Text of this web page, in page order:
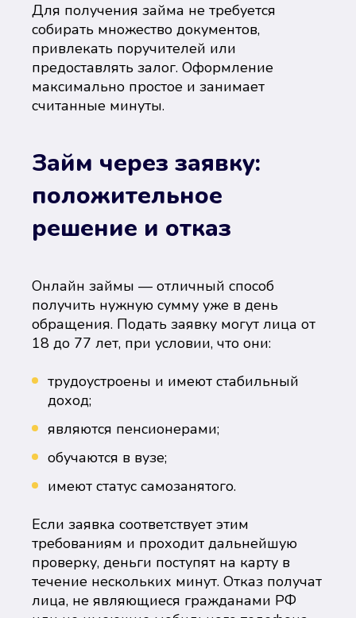
Для получения займа не требуется
собирать множество документов,
привлекать поручителей или
предоставлять залог. Оформление
максимально простое и занимает
считанные минуты.
Займ через заявку:
положительное
решение и отказ
Онлайн займы — отличный способ
получить нужную сумму уже в день
обращения. Подать заявку могут лица от
18 до 77 лет, при условии, что они:
трудоустроены и имеют стабильный
доход;
являются пенсионерами;
обучаются в вузе;
имеют статус самозанятого.
Если заявка соответствует этим
требованиям и проходит дальнейшую
проверку, деньги поступят на карту в
течение нескольких минут. Отказ получат
лица, не являющиеся гражданами РФ